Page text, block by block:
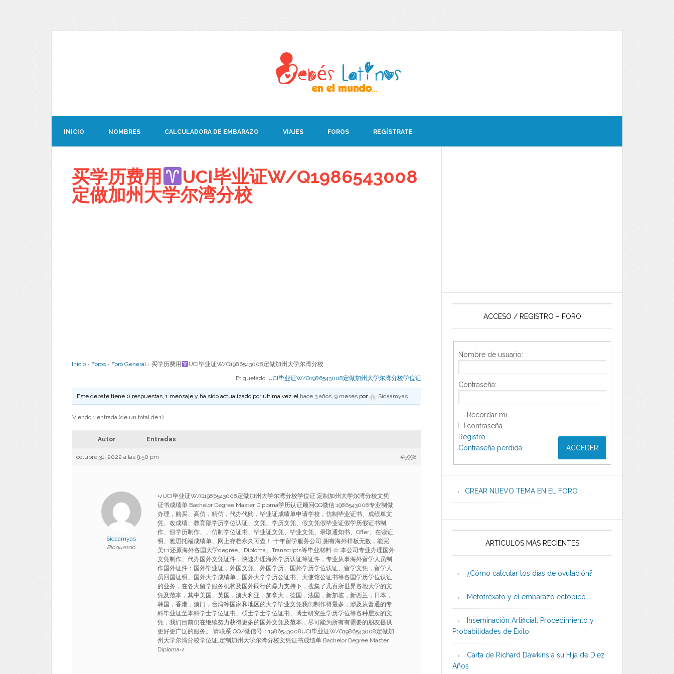
INICIO NOMBRES CALCULADORA DE EMBARAZO VIAJES FOROS REGÍSTRATE
买学历费用
UCI毕业证W/Q1986543008
定做加州大学尔湾分校
Inicio › Foros › Foro General › 买学历费用
UCI毕业证W/Q1986543008定做加州大学尔湾分校
Etiquetado: UCI毕业证W/Q1986543008定做加州大学尔湾分校学位证
Este debate tiene 0 respuestas, 1 mensaje y ha sido actualizado por última vez el hace 3 años, 9 meses por Sidaamyas.
Viendo 1 entrada (de un total de 1)
Autor Entradas
octubre 31, 2022 a las 9:50 pm #5998
Sidaamyas
Bloqueado
◦♪UCI毕业证W/Q1986543008定做加州大学尔湾分校学位证,定制加州大学尔湾分校文凭
证书成绩单 Bachelor Degree Master Diploma学历认证顾问QQ微信:1986543008专业制做
办理，购买、高仿，精仿，代办代购，毕业证成绩单申请学校，仿制毕业证书、成绩单文
凭、改成绩、教育部学历学位认证、文凭、学历文凭、假文凭假毕业证假学历假证书制
作、假学历制作、、仿制学位证书、毕业证文凭、毕业文凭、录取通知书、Offer、在读证
明、雅思托福成绩单、网上存档永久可查！ 十年留学服务公司,拥有海外样板无数，能完
美1:1还原海外各国大学degree、Diploma、Transcripts等毕业材料 ☆ 本公司专业办理国外
文凭制作、代办国外文凭证件，快速办理海外学历认证等证件，专业从事海外留学人员制
作国外证件：国外毕业证，外国文凭、外国学历、国外学历学位认证、留学文凭，留学人
员回国证明、国外大学成绩单、国外大学学历公证书、大使馆公证书等各国学历学位认证
的业务，在各大留学服务机构及国外同行的鼎力支持下，搜集了几百所世界各地大学的文
凭及范本，其中美国、英国，澳大利亚，加拿大，德国，法国，新加坡，新西兰，日本，
韩国，香港，澳门，台湾等国家和地区的大学毕业文凭我们制作得最多，涉及从普通的专
科毕业证至本科学士学位证书、硕士学士学位证书、博士研究生学历学位等各种层次的文
凭，我们目前仍在继续努力获得更多的国外文凭及范本，尽可能为所有有需要的朋友提供
更好更广泛的服务。 请联系:QQ/微信号：1986543008UCI毕业证W/Q1986543008定做加
州大学尔湾分校学位证,定制加州大学尔湾分校文凭证书成绩单 Bachelor Degree Master
Diploma◦♪
ACCESO / REGISTRO – FORO
Nombre de usuario:
Contraseña:
Recordar mi
contraseña
ACCEDER
Registro
Contraseña perdida
CREAR NUEVO TEMA EN EL FORO
ARTÍCULOS MÁS RECIENTES
¿Cómo calcular los días de ovulación?
Metotrexato y el embarazo ectópico
Inseminación Artificial: Procedimiento y
Probabilidades de Éxito
Carta de Richard Dawkins a su Hija de Diez
Años